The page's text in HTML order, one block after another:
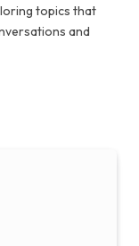
topics that
and